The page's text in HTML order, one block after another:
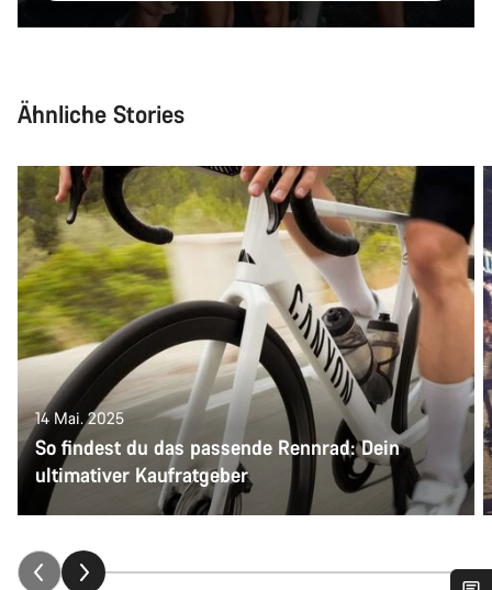
Ähnliche Stories
14 Mai. 2025
So findest du das passende Rennrad: Dein
ultimativer Kaufratgeber